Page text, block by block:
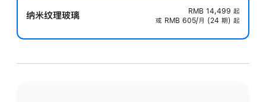
纳米纹理玻璃 RMB 14,499 起
或 RMB 605/月 (24 期) 起